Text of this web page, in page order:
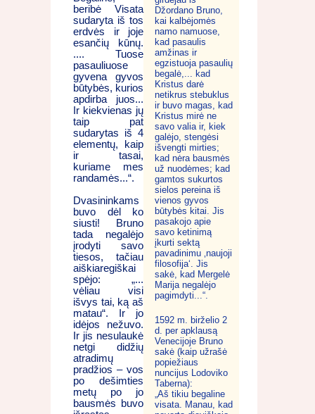
Džordano Bruno,
kai kalbėjomės
namo namuose,
kad pasaulis
amžinas ir
egzistuoja pasaulių
begalė,... kad
Kristus darė
netikrus stebuklus
ir buvo magas, kad
Kristus mirė ne
savo valia ir, kiek
galėjo, stengėsi
išvengti mirties;
kad nėra bausmės
už nuodėmes; kad
gamtos sukurtos
sielos pereina iš
vienos gyvos
būtybės kitai. Jis
pasakojo apie
savo ketinimą
įkurti sektą
pavadinimu ‚naujoji
filosofija‘. Jis
sakė, kad Mergelė
Marija negalėjo
pagimdyti...“.
1592 m. birželio 2
d. per apklausą
Venecijoje Bruno
sakė (kaip užrašė
popiežiaus
nuncijus Lodoviko
Taberna):
„Aš tikiu begaline
visata. Manau, kad
beribė Visata
sudaryta iš tos
erdvės ir joje
esančių kūnų.
.... Tuose
pasauliuose
gyvena gyvos
būtybės, kurios
apdirba juos...
Ir kiekvienas jų
taip pat
sudarytas iš 4
elementų, kaip
ir tasai,
kuriame mes
randamės...“.
Dvasininkams
buvo dėl ko
siusti! Bruno
tada negalėjo
įrodyti savo
tiesos, tačiau
aiškiaregiškai
spėjo: „...
vėliau visi
išvys tai, ką aš
matau“. Ir jo
idėjos nežuvo.
Ir jis nesulaukė
netgi didžių
atradimų
pradžios – vos
po dešimties
metų po jo
bausmės buvo